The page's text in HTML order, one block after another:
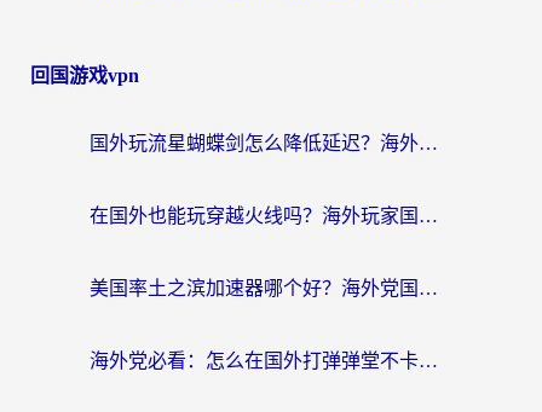
回国游戏vpn
国外玩流星蝴蝶剑怎么降低延迟？海外党必看的加速秘籍（含欧洲鸣潮&彩虹岛优化攻略）
在国外也能玩穿越火线吗？海外玩家国服游戏畅玩终极指南
美国率土之滨加速器哪个好？海外党国服游戏畅玩终极指南（附多游戏解决方案）
海外党必看：怎么在国外打弹弹堂不卡？番茄加速器亲测指南